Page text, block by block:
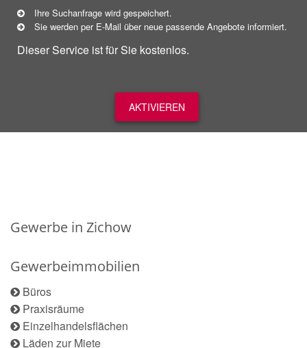
Ihre Suchanfrage wird gespeichert.
Sie werden per E-Mail über neue passende Angebote informiert.
Dieser Service ist für Sie kostenlos.
AKTIVIEREN
Gewerbe in Zichow
Gewerbeimmobilien
Büros
Praxisräume
Einzelhandelsflächen
Läden zur Miete